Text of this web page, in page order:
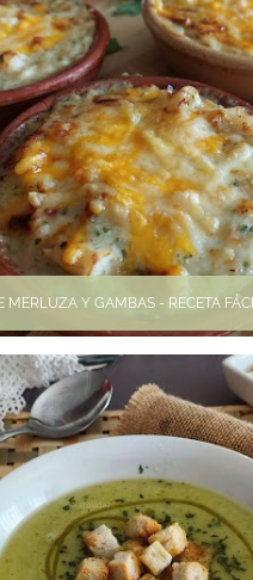
MERLUZA Y GAMBAS - RECETA